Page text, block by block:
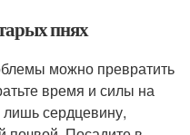
пнях
можно превратить
время и силы на
сердцевину,